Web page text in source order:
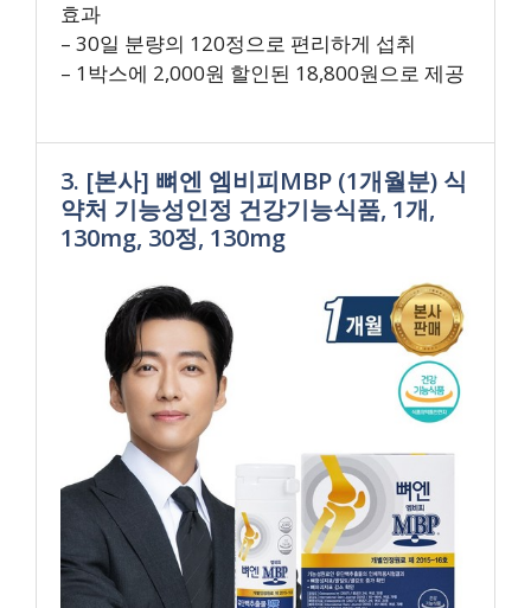
효과
– 30일 분량의 120정으로 편리하게 섭취
– 1박스에 2,000원 할인된 18,800원으로 제공
3. [본사] 뼈엔 엠비피MBP (1개월분) 식
약처 기능성인정 건강기능식품, 1개,
130mg, 30정, 130mg